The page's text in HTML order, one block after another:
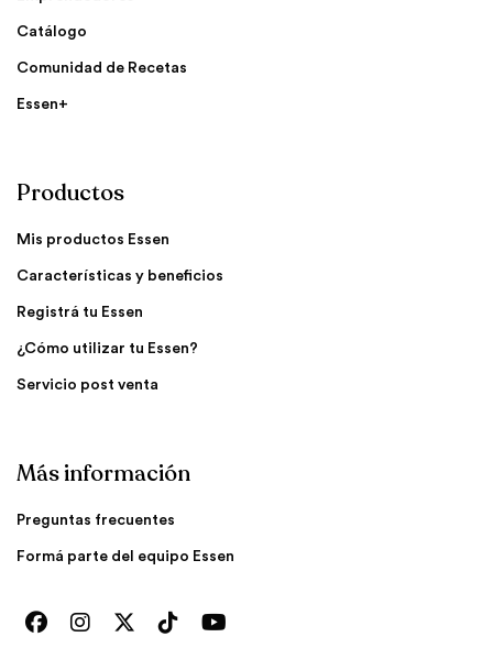
Catálogo
Comunidad de Recetas
Essen+
Productos
Mis productos Essen
Características y beneficios
Registrá tu Essen
¿Cómo utilizar tu Essen?
Servicio post venta
Más información
Preguntas frecuentes
Formá parte del equipo Essen